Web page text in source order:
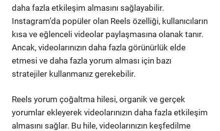
daha fazla etkileşim almasını sağlayabilir.
Instagram’da popüler olan Reels özelliği, kullanıcıların
kısa ve eğlenceli videolar paylaşmasına olanak tanır.
Ancak, videolarınızın daha fazla görünürlük elde
etmesi ve daha fazla yorum alması için bazı
stratejiler kullanmanız gerekebilir.
Reels yorum çoğaltma hilesi, organik ve gerçek
yorumlar ekleyerek videolarınızın daha fazla etkileşim
almasını sağlar. Bu hile, videolarınızın keşfedilme